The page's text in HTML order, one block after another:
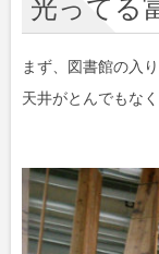
光ってる
まず、図書館の入
天井がとんでもな